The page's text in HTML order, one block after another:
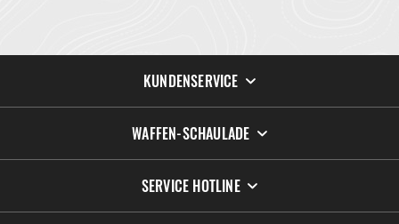
KUNDENSERVICE
WAFFEN-SCHAULADE
SERVICE HOTLINE